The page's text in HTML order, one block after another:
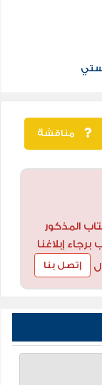
مناقشة
المذكور
إبلاغنا
إتصل بنا